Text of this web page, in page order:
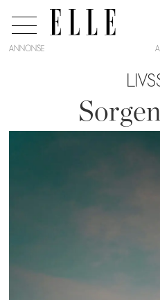
ANNONSE